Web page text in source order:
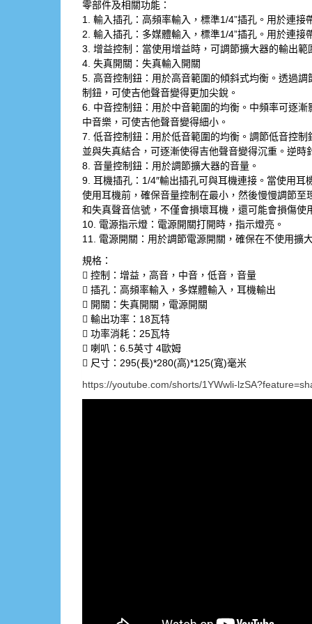
零部件及相關功能：
1. 輸入插孔：高頻率輸入，標準1/4”插孔。用於連接
2. 輸入插孔：多媒體輸入，標準1/4”插孔。用於連接
3. 增益控制：當使用增益時，可調節擴大器的輸出
4. 失真開關：失真輸入開關
5. 高音控制鈕：用於高音範圍的傾斜式均衡。透過
制鈕，可使吉他聲音變得更加尖銳。
6. 中音控制鈕：用於中音範圍的均衡。中頻率可逐
中音樂，可使吉他聲音變得細小。
7. 低音控制鈕：用於低音範圍的均衡。調節低音控
並與失真結合，可逐漸使得吉他聲音變得沉重。逆
8. 音量控制鈕：用於調節擴大器的音量。
9. 耳機插孔：1/4″輸出插孔可與耳機連接。當使用
使用耳機前，確保音量控制在最小，然後慢慢調節
和失真聲音信號，不僅會損壞耳機，還可能會損傷使
10. 電源指示燈：電源開關打開時，指示燈亮。
11. 電源開關：用於調節電源開關，確保在不使用擴
規格：
 控制：增益，高音，中音，低音，音量
 插孔：高頻率輸入，多媒體輸入，耳機輸出
 開關：失真開關，電源開關
 輸出功率：18瓦特
 功率消耗：25瓦特
 喇叭：6.5英寸 4歐姆
 尺寸：295(長)*280(高)*125(寬)毫米
https://youtube.com/shorts/1YWwli-